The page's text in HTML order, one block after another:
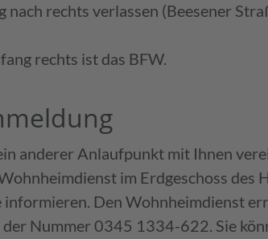
rechts verlassen (Beesener
rechts ist das BFW.
anderer Anlaufpunkt mit Ihnen
im Erdgeschoss des
Den Wohnheimdienst
Nummer 0345 1334-622. Sie